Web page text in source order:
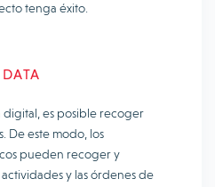
tenga éxito.
digital, es posible recoger
De este modo, los
pueden recoger y
y las órdenes de